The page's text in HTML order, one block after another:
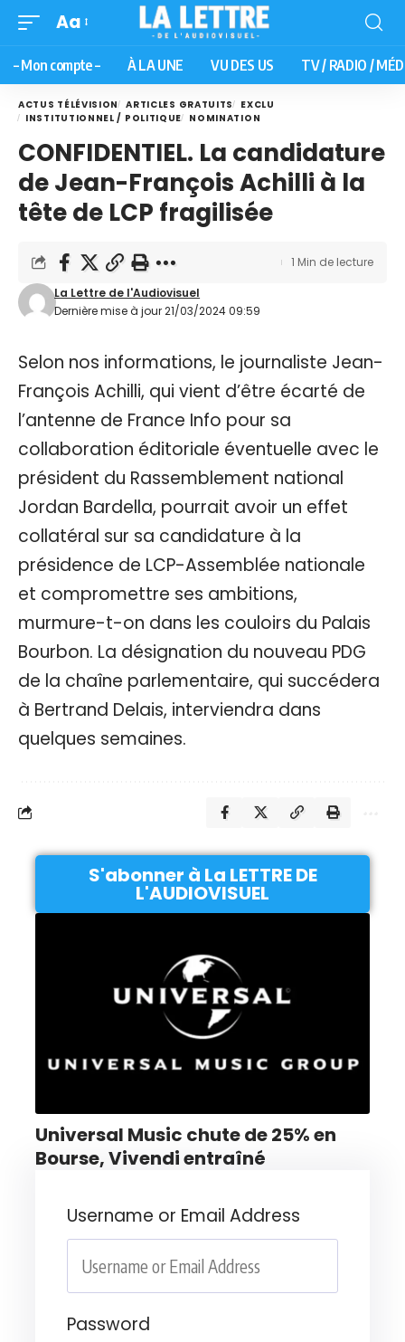
Aa
– Mon compte – À LA UNE VU DES US TV / RADIO /
ACTUS TÉLÉVISION ARTICLES GRATUITS EXCLU
INSTITUTIONNEL / POLITIQUE NOMINATION
CONFIDENTIEL. La candidature
de Jean-François Achilli à la
tête de LCP fragilisée
Dernière mise à jour 21/03/2024 09:59
La Lettre de l'Audiovisuel
1 Min de lecture
Selon nos informations, le journaliste Jean-
François Achilli, qui vient d’être écarté de
l’antenne de France Info pour sa
collaboration éditoriale éventuelle avec le
président du Rassemblement national
Jordan Bardella, pourrait avoir un effet
collatéral sur sa candidature à la
présidence de LCP-Assemblée nationale
et compromettre ses ambitions,
murmure-t-on dans les couloirs du Palais
Bourbon. La désignation du nouveau PDG
de la chaîne parlementaire, qui succédera
à Bertrand Delais, interviendra dans
quelques semaines.
S'abonner à La LETTRE DE
L'AUDIOVISUEL
Universal Music chute de 25% en
Bourse, Vivendi entraîné
Username or Email Address
Password